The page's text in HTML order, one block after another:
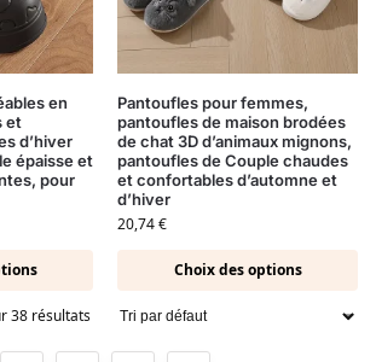
en
et
d’hiver
épaisse et
pour
Pantoufles pour femmes,
pantoufles de maison brodées
de chat 3D d’animaux mignons,
pantoufles de Couple chaudes
et confortables d’automne et
d’hiver
20,74€
Choix des options
38 résultats